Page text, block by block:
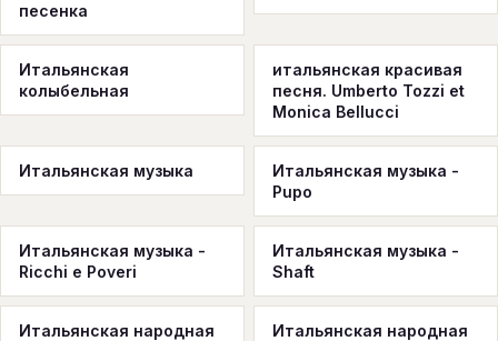
песенка
Итальянская
колыбельная
итальянская красивая
песня. Umberto Tozzi et
Monica Bellucci
Итальянская музыка
Итальянская музыка -
Pupo
Итальянская музыка -
Ricchi e Poveri
Итальянская музыка -
Shaft
Итальянская народная
Итальянская народная